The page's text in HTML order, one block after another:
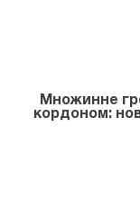
Множинне
кордоном: